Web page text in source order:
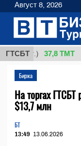
ГТСБТ
(кг.) 37,8 ТМТ
Биржа
На торгах
$13,7 млн
БТ
13:49 13.06.2026
Август 8, 2026